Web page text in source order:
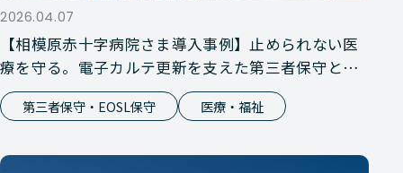
2026.04.07
【相模原赤十字病院さま導入事例】止められない医
療を守る。電子カルテ更新を支えた第三者保守とい
う選択
第三者保守・EOSL保守 医療・福祉